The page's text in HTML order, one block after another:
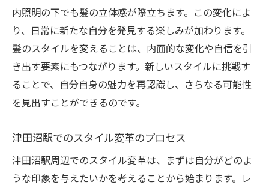
内照明の下でも髪の立体感が際立ちます。この変化によ
り、日常に新たな自分を発見する楽しみが加わります。
髪のスタイルを変えることは、内面的な変化や自信を引
き出す要素にもつながります。新しいスタイルに挑戦す
ることで、自分自身の魅力を再認識し、さらなる可能性
を見出すことができるのです。
津田沼駅でのスタイル変革のプロセス
津田沼駅周辺でのスタイル変革は、まずは自分がどのよ
うな印象を与えたいかを考えることから始まります。レ